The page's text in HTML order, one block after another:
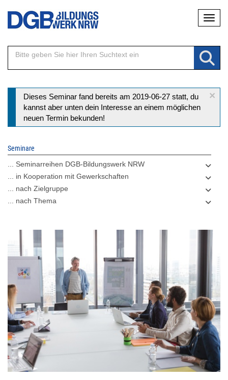
Direkt
Inhalt
×
Statusmeldung
Dieses Seminar fand bereits am 2019-06-27 statt, du
kannst aber unten dein Interesse an einem möglichen
neuen Termin bekunden!
Seminare
... Seminarreihen DGB-Bildungswerk NRW
... in Kooperation mit Gewerkschaften
... nach Zielgruppe
... nach Thema